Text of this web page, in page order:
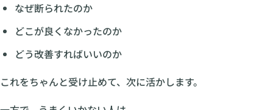
なぜ断られたのか
どこが良くなかったのか
どう改善すればいいのか
これをちゃんと受け止めて、次に活かします。